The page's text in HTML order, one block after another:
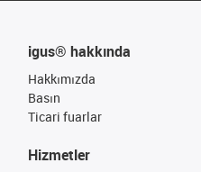
igus® hakkında
Hakkımızda
Basın
Ticari fuarlar
Hizmetler